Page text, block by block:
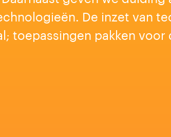
De inzet van
toepassingen pakken voor